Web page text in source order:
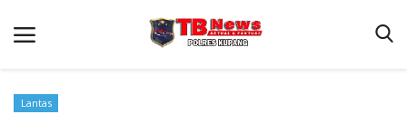
Lantas